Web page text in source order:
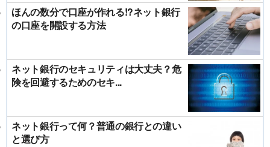
ほんの数分で口座が作れる!?ネット銀行
の口座を開設する方法
ネット銀行のセキュリティは大丈夫？危
険を回避するためのセキ...
ネット銀行って何？普通の銀行との違い
と選び方